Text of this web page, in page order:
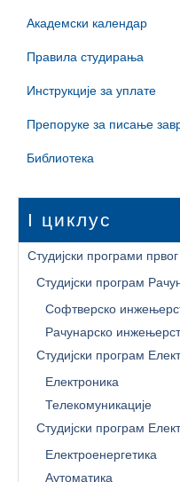
Академски календар
Правила студирања
Инструкције за уплате
Препоруке за писање
Библиотека
I циклус
Студијски програми
Студијски програм
Софтверско
Рачунарско
Студијски програм
Електроника
Телекомуникације
Студијски програм
Електроенергетика
Аутоматика